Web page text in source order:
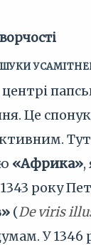
Це
Тут
«Африка»,
року
(De viris
У 1346